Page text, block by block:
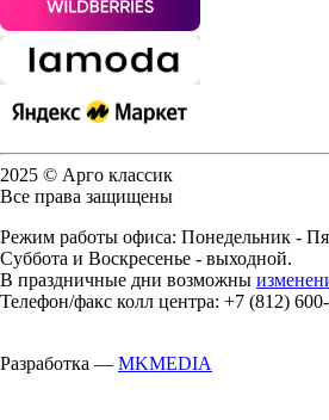
2025 © Арго классик
Все права защищены
Режим работы офиса: Понедельник -
Суббота и Воскресенье - выходной.
В праздничные дни возможны
Телефон/факс колл центра: +7 (812)
Разработка — MKMEDIA